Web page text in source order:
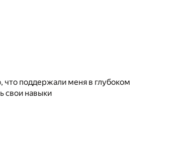
что поддержали меня в глубоком
свои навыки